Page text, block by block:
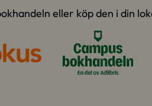
eller köp den i din